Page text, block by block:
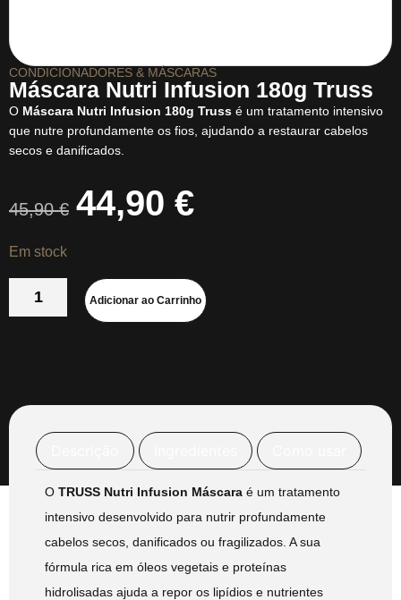
CONDICIONADORES & MÁSCARAS
Máscara Nutri Infusion 180g Truss
O Máscara Nutri Infusion 180g Truss é um tratamento intensivo
que nutre profundamente os fios, ajudando a restaurar cabelos
secos e danificados.
45,90€ 44,90 €
Em stock
Adicionar ao Carrinho
O TRUSS Nutri Infusion Máscara é um tratamento
intensivo desenvolvido para nutrir profundamente
cabelos secos, danificados ou fragilizados. A sua
fórmula rica em óleos vegetais e proteínas
hidrolisadas ajuda a repor os lipídios e nutrientes